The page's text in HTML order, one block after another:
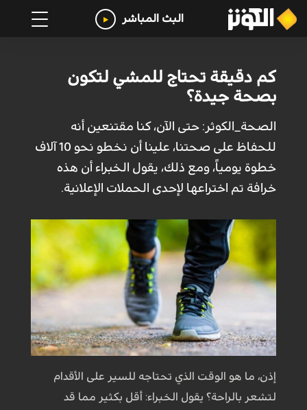
البث المباشر
كم دقيقة تحتاج للمشي لتكون
بصحة جيدة؟
الصحة_الكوثر: حتى الآن، كنا مقتنعين أنه
للحفاظ على صحتنا، علينا أن نخطو نحو 10 آلاف
خطوة يومياً، ومع ذلك، يقول الخبراء أن هذه
خرافة تم اختراعها لإحدى الحملات الإعلانية.
إذن، ما هو الوقت الذي تحتاجه للسير على الأقدام
لتشعر بالراحة؟ يقول الخبراء: أقل بكثير مما قد